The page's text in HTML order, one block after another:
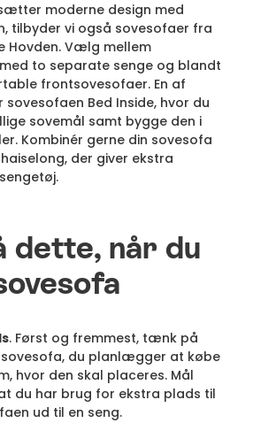
moderne design med
tilbyder vi også sovesofaer fra
Hovden. Vælg mellem
to separate senge og blandt
frontsovesofaer. En af
Bed Inside, hvor du
sovemål samt bygge den i
Kombinér gerne din sovesofa
der giver ekstra
dette, når du
. Først og fremmest, tænk på
du planlægger at købe
hvor den skal placeres. Mål
du har brug for ekstra plads til
ud til en seng.